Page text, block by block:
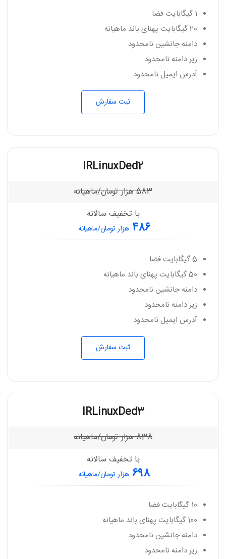
1 گیگابایت فضا
20 گیگابایت پهنای باند ماهیانه
دامنه جانشین نامحدود
زیر دامنه نامحدود
آدرس ایمیل نامحدود
ثبت سفارش
IRLinuxDed2
583هزار تومان/ماهیانه
با تخفیف سالانه
486 هزار تومان/ماهیانه
5 گیگابایت فضا
50 گیگابایت پهنای باند ماهیانه
دامنه جانشین نامحدود
زیر دامنه نامحدود
آدرس ایمیل نامحدود
ثبت سفارش
IRLinuxDed3
838هزار تومان/ماهیانه
با تخفیف سالانه
698 هزار تومان/ماهیانه
10 گیگابایت فضا
100 گیگابایت پهنای باند ماهیانه
دامنه جانشین نامحدود
زیر دامنه نامحدود